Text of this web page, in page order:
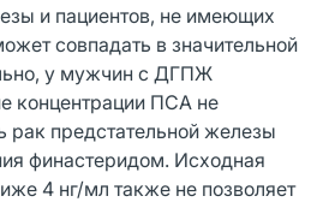
и пациентов, не имеющих
совпадать в значительной
у мужчин с ДГПЖ
концентрации ПСА не
рак предстательной железы
финастеридом. Исходная
4 нг/мл также не позволяет